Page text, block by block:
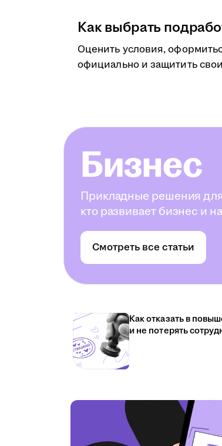
Как выбрать
Оценить условия,
официально и защитить
Бизнес
Прикладные решения
кто развивает бизнес и
Смотреть все статьи
Как отказать в
и не потерять